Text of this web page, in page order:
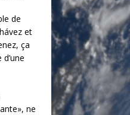
de
et
ça
ne